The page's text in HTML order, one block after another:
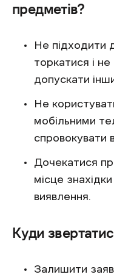
предметів?
Не підходити
торкатися і
допускати
Не
мобільними
спровокувати
Дочекатися
місце
виявлення.
Куди
Залишити